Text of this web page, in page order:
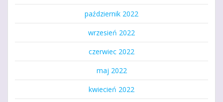
październik 2022
wrzesień 2022
czerwiec 2022
maj 2022
kwiecień 2022